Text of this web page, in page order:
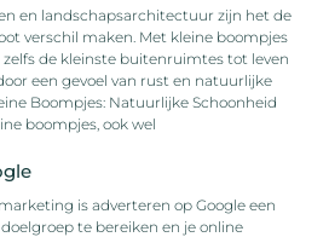
en landschapsarchitectuur zijn het de
verschil maken. Met kleine boompjes
de kleinste buitenruimtes tot leven
een gevoel van rust en natuurlijke
Boompjes: Natuurlijke Schoonheid
boompjes, ook wel
is adverteren op Google een
te bereiken en je online